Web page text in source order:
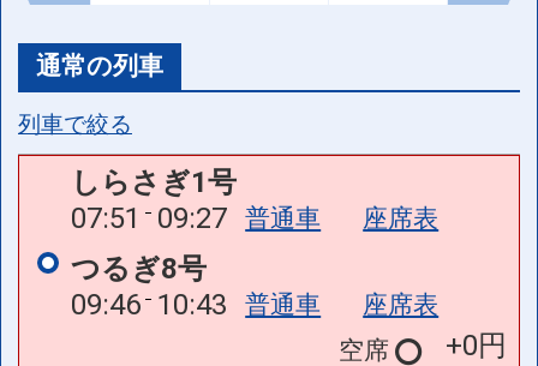
通常の列車
列車で絞る
しらさぎ1号
07:51
09:27 普通車 座席表
つるぎ8号
09:46 10:43 普通車
座席表
空席
+0円